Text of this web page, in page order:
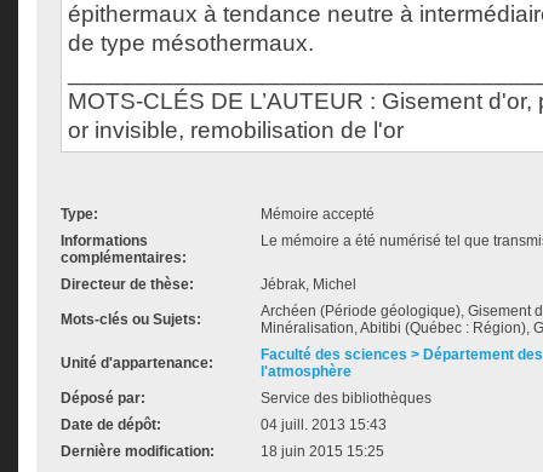
épithermaux à tendance neutre à
de type mésothermaux.
MOTS-CLÉS DE L’AUTEUR : Gisement
or invisible, remobilisation de l'or
Type:
Mémoire accepté
Informations
complémentaires:
Le mémoire a été numérisé tel que
Directeur de thèse: Jébrak, Michel
Mots-clés ou Sujets:
Archéen (Période géologique), Gisement
Minéralisation, Abitibi (Québec : Région),
Unité d'appartenance:
Faculté des sciences > Département
l'atmosphère
Déposé par:
Service des bibliothèques
Date de dépôt:
04 juill. 2013 15:43
Dernière modification:
18 juin 2015 15:25